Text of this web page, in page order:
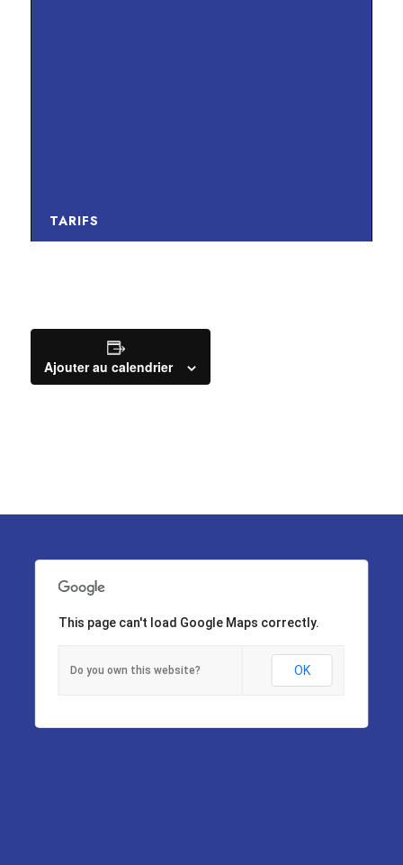
TARIFS
Ajouter au calendrier
This page can't load Google Maps correctly.
Do you own this website? OK